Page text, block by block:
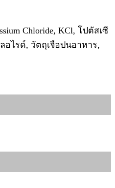
Chloride, KCl, โปตัสเซี
ไรด์, วัตถุเจือปนอาหาร,